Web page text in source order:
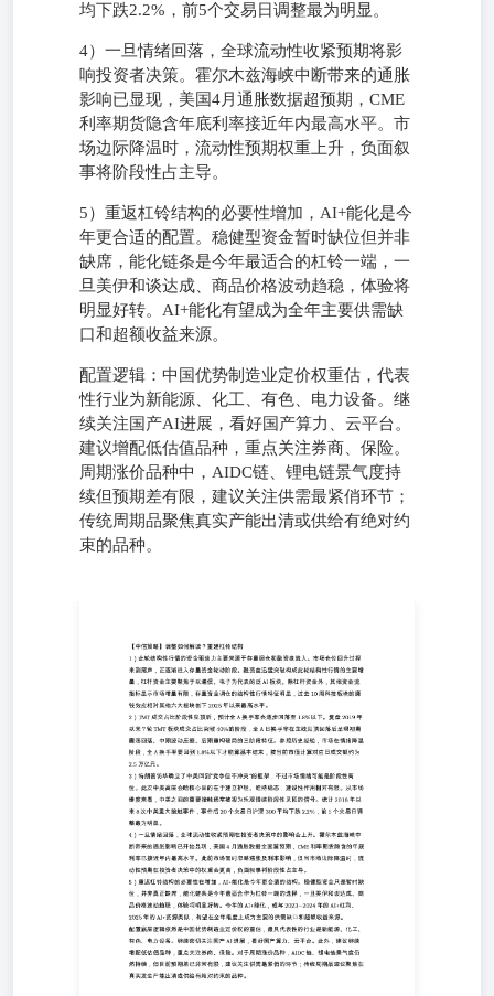
均下跌2.2%，前5个交易日调整最为明显。
4）一旦情绪回落，全球流动性收紧预期将影
响投资者决策。霍尔木兹海峡中断带来的通胀
影响已显现，美国4月通胀数据超预期，CME
利率期货隐含年底利率接近年内最高水平。市
场边际降温时，流动性预期权重上升，负面叙
事将阶段性占主导。
5）重返杠铃结构的必要性增加，AI+能化是今
年更合适的配置。稳健型资金暂时缺位但并非
缺席，能化链条是今年最适合的杠铃一端，一
旦美伊和谈达成、商品价格波动趋稳，体验将
明显好转。AI+能化有望成为全年主要供需缺
口和超额收益来源。
配置逻辑：中国优势制造业定价权重估，代表
性行业为新能源、化工、有色、电力设备。继
续关注国产AI进展，看好国产算力、云平台。
建议增配低估值品种，重点关注券商、保险。
周期涨价品种中，AIDC链、锂电链景气度持
续但预期差有限，建议关注供需最紧俏环节；
传统周期品聚焦真实产能出清或供给有绝对约
束的品种。
金轮动阶段。融资盘迅猛突破构成此轮结构性行情的主要增
量，杠杆资金主要聚焦于以通信、电子为代表的泛AI板
块。除杠杆资金外，其他资金流指标显示市场增量有限，存
量资金调仓的结构性行情特征明显，过去10周科技板块的赚
钱效应相对其他六大板块创下2025年以来最高水平。 2）
TMT成交占比阶段性见顶后，预计全A换手率会逐步回落至
1.8%以下。复盘2019年以来7轮TMT板块成交占比突破40%
的阶段，全A日换手率在主线见顶回落后呈现初期震荡回
落、中期波动压缩、后期重构破局的三阶段特征。参照历史
经验，市场在情绪降温阶段，全A换手率要回到1.8%以下才
能算基本结束，按当前市值计算对应日成交额约为2.5万亿
元。 3）特朗普访华确立了中美回到"竞争但不冲突"的框
架，不过市场情绪可能是阶段性高位。此次中美高层会晤核
心目的在于建立护栏、维持稳态，建设性作用相对有限。从
市场维度来看，中美之间的重要接触通常被视为乐观情绪阶